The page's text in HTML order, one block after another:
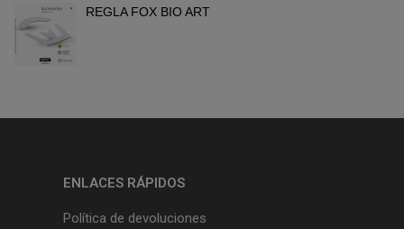
REGLA FOX BIO ART
ENLACES RÁPIDOS
Política de devoluciones